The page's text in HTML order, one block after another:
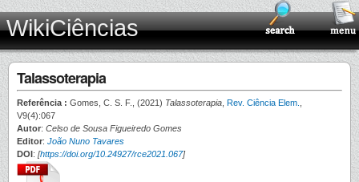
WikiCiências
Talassoterapia
Referência : Gomes, C. S. F., (2021) Talassoterapia Rev. Ciência Elem.
V9(4):067
Autor: Celso de Sousa Figueiredo Gomes
Editor: João Nuno Tavares
DOI: [https://doi.org/10.24927/rce2021.067]